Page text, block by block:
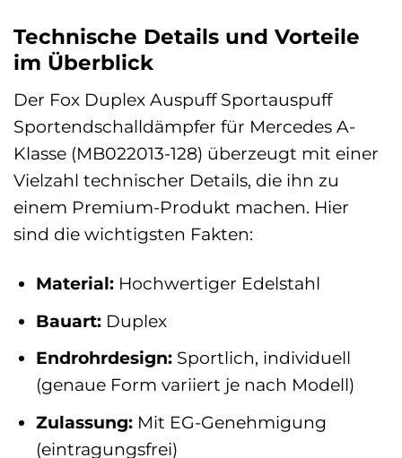
Technische Details und Vorteile
im Überblick
Der Fox Duplex Auspuff Sportauspuff
Sportendschalldämpfer für Mercedes A-
Klasse (MB022013-128) überzeugt mit einer
Vielzahl technischer Details, die ihn zu
einem Premium-Produkt machen. Hier
sind die wichtigsten Fakten:
Material:Hochwertiger Edelstahl
Bauart:Duplex
Endrohrdesign:Sportlich, individuell
(genaue Form variiert je nach Modell)
Zulassung:Mit EG-Genehmigung
(eintragungsfrei)